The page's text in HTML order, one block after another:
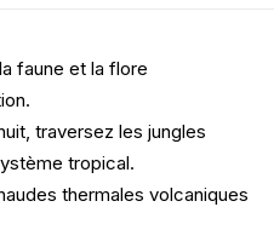
faune et la flore
traversez les jungles
tropical.
thermales volcaniques